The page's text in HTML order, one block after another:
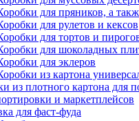
для пряников, а
для рулетов и кексов
для тортов и
для шоколадных
для эклеров
из картона
из плотного картона для
и маркетплейсов
для фаст-фуда